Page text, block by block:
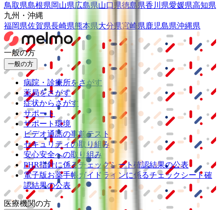
鳥取県島根県岡山県広島県山口県徳島県香川県愛媛県高知県
九州・沖縄
福岡県佐賀県長崎県熊本県大分県宮崎県鹿児島県沖縄県
一般の方
一般の方
病院・診療所をさがす
薬局をさがす
症状からさがす
サポート
サポート環境
ビデオ通話の事前テスト
セキュリティの取り組み
安心安全への取り組み
PHR指針に係るチェックシート確認結果の公表
電子版お薬手帳ガイドラインに係るチェックシート確
認結果の公表
医療機関の方